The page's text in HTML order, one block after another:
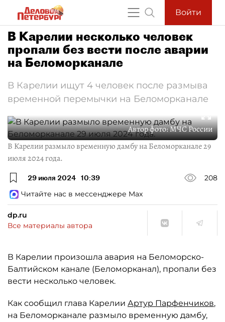
Войти
В Карелии несколько человек
пропали без вести после аварии
на Беломорканале
В Карелии ищут 4 человек после размыва
временной перемычки на Беломорканале
Автор фото:МЧС России
В Карелии размыло временную дамбу на Беломорканале 29
июля 2024 года.
29 июля 2024 10:39
208
Читайте нас в мессенджере Max
dp.ru
Все материалы автора
В Карелии произошла авария на Беломорско-
Балтийском канале (Беломорканал), пропали без
вести несколько человек.
Как сообщил глава Карелии Артур Парфенчиков,
на Беломорканале размыло временную дамбу,